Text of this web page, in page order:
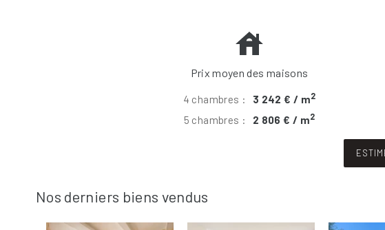
Prix moyen des maisons
4 chambres : 3 242 € / m2
5 chambres : 2 806 € / m2
Nos derniers biens vendus